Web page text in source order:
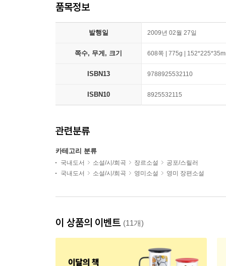
품목정보
발행일 2009년 02월 27일
쪽수, 무게, 크기 608쪽 | 775g |
ISBN13 9788925532110
ISBN10 8925532115
관련분류
카테고리 분류
국내도서 소설/시/희곡 장르소설
공포/스릴러
국내도서
소설/시/희곡 영미소설 영미 장편소설
이 상품의 이벤트 (11개)